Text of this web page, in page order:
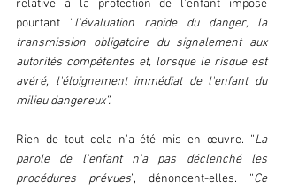
relative à la protection de l'enfant impose
pourtant “l'évaluation rapide du danger, la
transmission obligatoire du signalement aux
autorités compétentes et, lorsque le risque est
avéré, l'éloignement immédiat de l'enfant du
milieu dangereux”.
Rien de tout cela n'a été mis en œuvre. “La
parole de l'enfant n'a pas déclenché les
procédures prévues”, dénoncent-elles. “Ce